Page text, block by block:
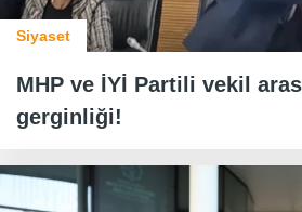
Siyaset
MHP ve İYİ Partili vekil
gerginliği!